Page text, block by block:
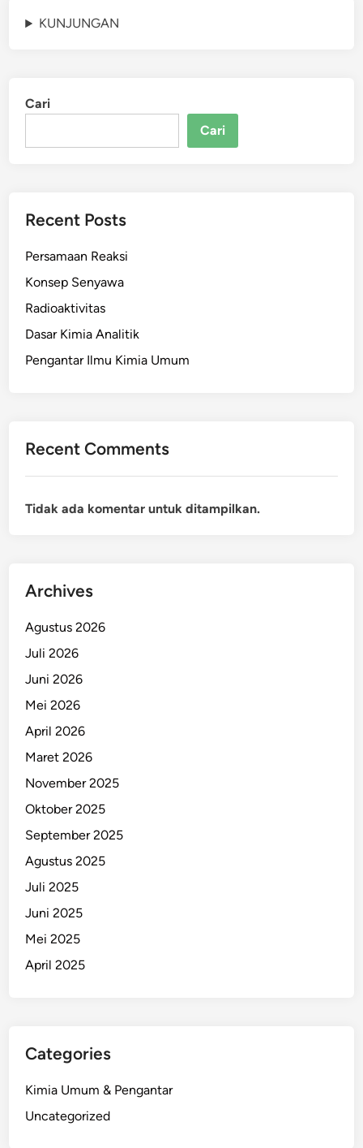
KUNJUNGAN
Cari
Cari
Recent Posts
Persamaan Reaksi
Konsep Senyawa
Radioaktivitas
Dasar Kimia Analitik
Pengantar Ilmu Kimia Umum
Recent Comments
Tidak ada komentar untuk ditampilkan.
Archives
Agustus 2026
Juli 2026
Juni 2026
Mei 2026
April 2026
Maret 2026
November 2025
Oktober 2025
September 2025
Agustus 2025
Juli 2025
Juni 2025
Mei 2025
April 2025
Categories
Kimia Umum & Pengantar
Uncategorized